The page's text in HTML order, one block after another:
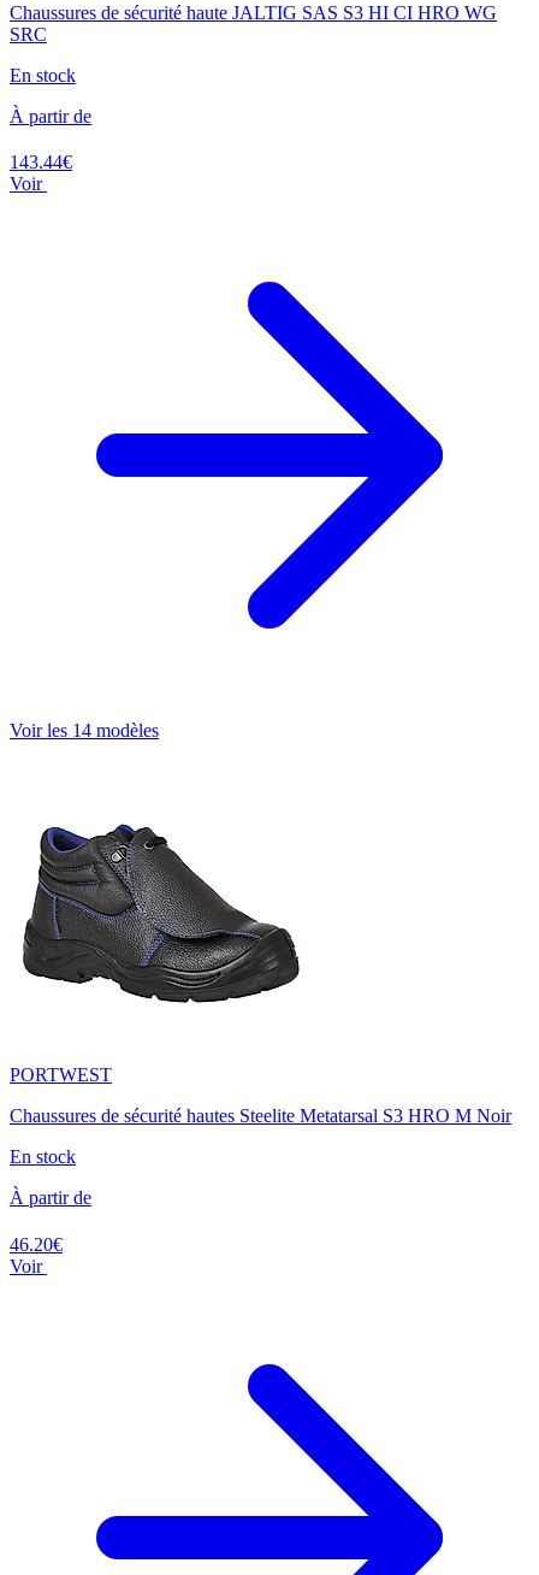
Chaussures de sécurité haute JALTIG SAS S3 HI CI HRO WG
SRC
En stock
À partir de
143.44€
Voir
Voir les 14 modèles
PORTWEST
Chaussures de sécurité hautes Steelite Metatarsal S3 HRO M Noir
En stock
À partir de
46.20€
Voir